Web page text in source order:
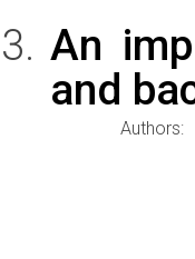
An
and
Authors: